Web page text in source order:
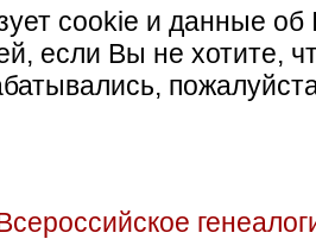
cookie и данные об
если Вы не хотите,